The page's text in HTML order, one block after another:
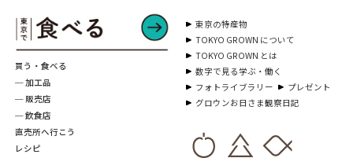
買う・食べる
─ 加工品
─ 販売店
─ 飲食店
直売所へ行こう
レシピ
東京の特産物
TOKYO GROWN について
TOKYO GROWN とは
数字で見る学ぶ・働く
フォトライブラリー
プレゼント
グロウンお日さま観察日記